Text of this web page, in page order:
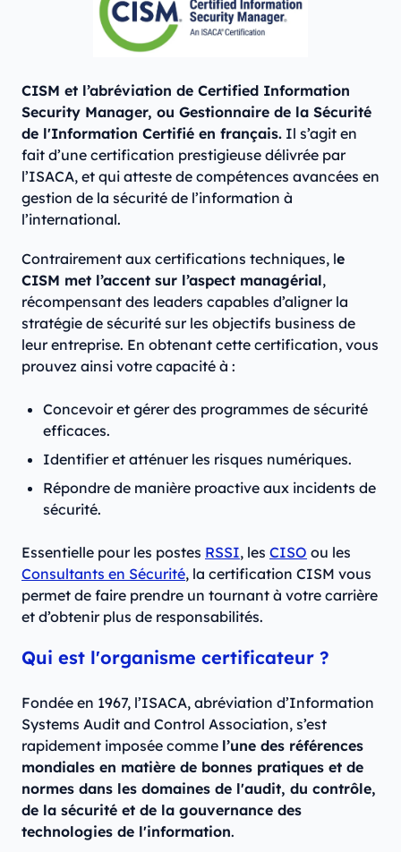
CISM et l’abréviation de Certified Information
Security Manager, ou Gestionnaire de la Sécurité
de l'Information Certifié en français. Il s’agit en
fait d’une certification prestigieuse délivrée par
l’ISACA, et qui atteste de compétences avancées en
gestion de la sécurité de l’information à
l’international.
Contrairement aux certifications techniques, le
CISM met l’accent sur l’aspect managérial,
récompensant des leaders capables d’aligner la
stratégie de sécurité sur les objectifs business de
leur entreprise. En obtenant cette certification, vous
prouvez ainsi votre capacité à :
Concevoir et gérer des programmes de sécurité
efficaces.
Identifier et atténuer les risques numériques.
Répondre de manière proactive aux incidents de
sécurité.
Essentielle pour les postes RSSI, les CISO ou les
Consultants en Sécurité, la certification CISM vous
permet de faire prendre un tournant à votre carrière
et d’obtenir plus de responsabilités.
Qui est l'organisme certificateur ?
Fondée en 1967, l’ISACA, abréviation d’Information
Systems Audit and Control Association, s’est
rapidement imposée comme l’une des références
mondiales en matière de bonnes pratiques et de
normes dans les domaines de l'audit, du contrôle,
de la sécurité et de la gouvernance des
technologies de l'information.